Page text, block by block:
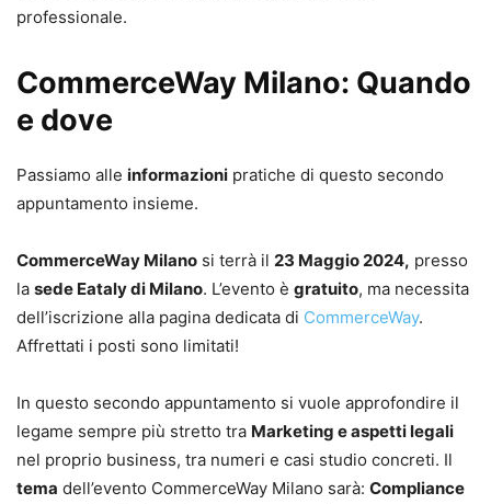
professionale.
CommerceWay Milano: Quando
e dove
Passiamo alle informazioni pratiche di questo secondo
appuntamento insieme.
CommerceWay Milano si terrà il 23 Maggio 2024, presso
la sede Eataly di Milano. L’evento è gratuito, ma necessita
dell’iscrizione alla pagina dedicata di CommerceWay.
Affrettati i posti sono limitati!
In questo secondo appuntamento si vuole approfondire il
legame sempre più stretto tra Marketing e aspetti legali
nel proprio business, tra numeri e casi studio concreti. Il
tema dell’evento CommerceWay Milano sarà: Compliance